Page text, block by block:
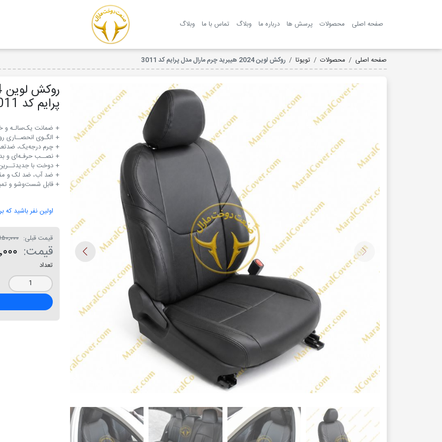
صفحه اصلی محصولات پرسش ها درباره ما وبلاگ تماس با ما وبلاگ
صفحه اصلی محصولات تویوتا روکش لوین 2024 هیبرید چرم مارال مدل پرایم کد 3011
پرایم کد 3011
+ قابل شست‌وشو و
اولین نفر باشید که
قیمت قبلی:
قیمت:
تعداد